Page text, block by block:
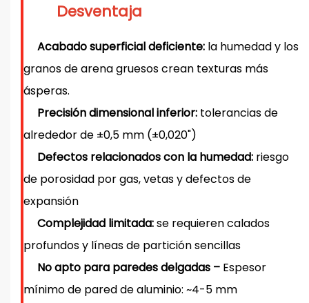
Desventaja
Acabado superficial deficiente: la humedad y los
granos de arena gruesos crean texturas más
ásperas.
Precisión dimensional inferior: tolerancias de
alrededor de ±0,5 mm (±0,020")
Defectos relacionados con la humedad: riesgo
de porosidad por gas, vetas y defectos de
expansión
Complejidad limitada:se requieren calados
profundos y líneas de partición sencillas
No apto para paredes delgadas – Espesor
mínimo de pared de aluminio: ~4-5 mm